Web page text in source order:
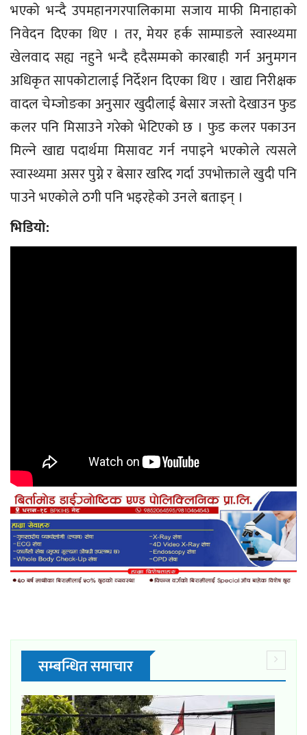
भएको भन्दै उपमहानगरपालिकामा सजाय माफी मिनाहाको
निवेदन दिएका थिए । तर, मेयर हर्क साम्पाङले स्वास्थ्यमा
खेलवाद सह्य नहुने भन्दै हदैसम्मको कारबाही गर्न अनुमगन
अधिकृत सापकोटालाई निर्देशन दिएका थिए । खाद्य निरीक्षक
वादल चेम्जोङका अनुसार खुदीलाई बेसार जस्तो देखाउन फुड
कलर पनि मिसाउने गरेको भेटिएको छ । फुड कलर पकाउन
मिल्ने खाद्य पदार्थमा मिसावट गर्न नपाइने भएकोले त्यसले
स्वास्थ्यमा असर पुग्ने र बेसार खरिद गर्दा उपभोक्ताले खुदी पनि
पाउने भएकोले ठगी पनि भइरहेको उनले बताइन् ।
भिडियो:
सम्बन्धित समाचार